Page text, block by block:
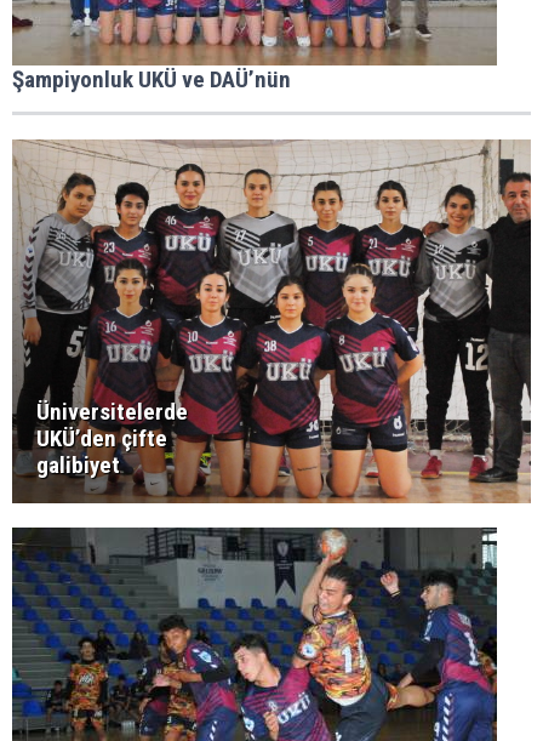
Şampiyonluk UKÜ ve DAÜ’nün
Üniversitelerde
UKÜ’den çifte
galibiyet